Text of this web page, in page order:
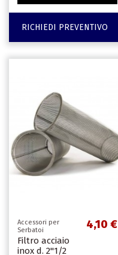
RICHIEDI PREVENTIVO
Accessori per
Serbatoi
Filtro acciaio
inox d. 2''1/2
4,10 €